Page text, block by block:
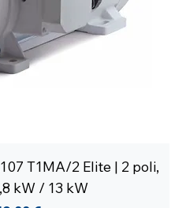
T1MA/2 Elite | 2 poli,
kW / 13 kW